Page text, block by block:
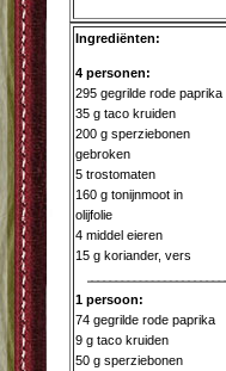
Ingrediënten:
4 personen:
295 gegrilde rode paprika
35 g taco kruiden
200 g sperziebonen
gebroken
5 trostomaten
160 g tonijnmoot in
olijfolie
4 middel eieren
15 g koriander, vers
1 persoon:
74 gegrilde rode paprika
9 g taco kruiden
50 g sperziebonen